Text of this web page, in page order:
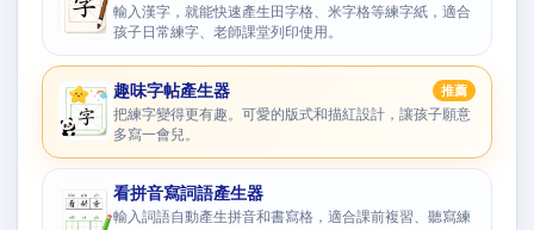
輸入漢字，就能快速產生田字格、米字格等練字紙，適合
孩子日常練字、老師課堂列印使用。
趣味字帖產生器 推薦
把練字變得更有趣。可愛的版式和描紅設計，讓孩子願意
多寫一會兒。
看拼音寫詞語產生器
輸入詞語自動產生拼音和書寫格，適合課前複習、聽寫練